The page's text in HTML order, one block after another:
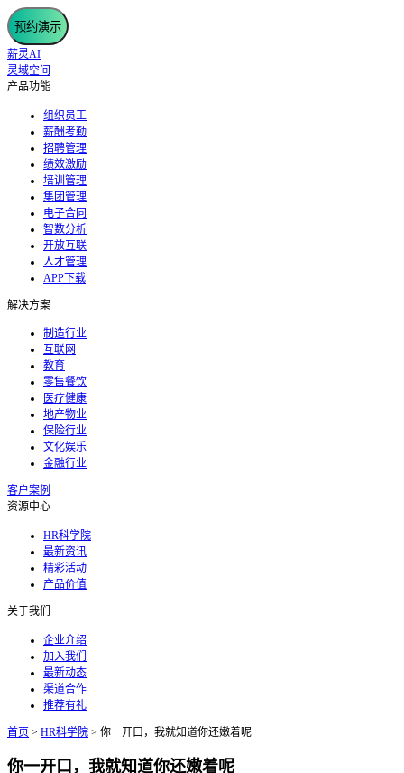
预约演示
薪灵AI
灵域空间
产品功能
组织员工
薪酬考勤
招聘管理
绩效激励
培训管理
集团管理
电子合同
智数分析
开放互联
人才管理
APP下载
解决方案
制造行业
互联网
教育
零售餐饮
医疗健康
地产物业
保险行业
文化娱乐
金融行业
客户案例
资源中心
HR科学院
最新资讯
精彩活动
产品价值
关于我们
企业介绍
加入我们
最新动态
渠道合作
推荐有礼
首页 > HR科学院 > 你一开口，我就知道你还嫩着呢
你一开口，我就知道你还嫩着呢